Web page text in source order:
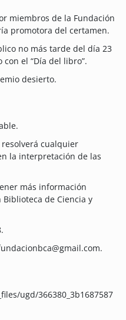
miembros de la Fundación
promotora del certamen.
no más tarde del día 23
el “Día del libro”.
desierto.
cualquier
la interpretación de las
más información
de Ciencia y
ugd/366380_3b1687587